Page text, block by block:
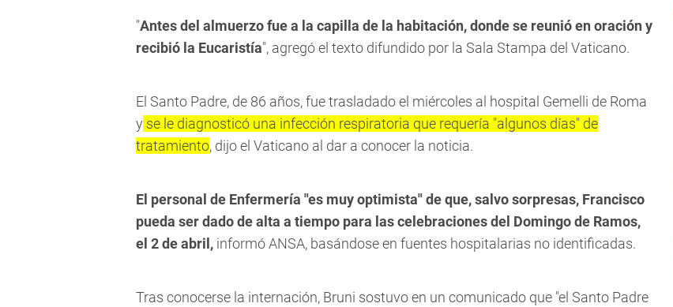
"Antes del almuerzo fue a la capilla de la habitación, donde se reunió en oración y
recibió la Eucaristía", agregó el texto difundido por la Sala Stampa del Vaticano.
El Santo Padre, de 86 años, fue trasladado el miércoles al hospital Gemelli de Roma
y se le diagnosticó una infección respiratoria que requería "algunos días" de
tratamiento, dijo el Vaticano al dar a conocer la noticia.
El personal de Enfermería "es muy optimista" de que, salvo sorpresas, Francisco
pueda ser dado de alta a tiempo para las celebraciones del Domingo de Ramos,
el 2 de abril, informó ANSA, basándose en fuentes hospitalarias no identificadas.
Tras conocerse la internación, Bruni sostuvo en un comunicado que "el Santo Padre